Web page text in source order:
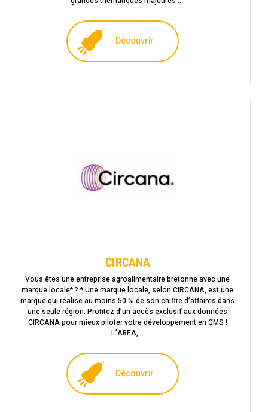
Découvrir
CIRCANA
Vous êtes une entreprise agroalimentaire bretonne avec une
marque locale* ? * Une marque locale, selon CIRCANA, est une
marque qui réalise au moins 50 % de son chiffre d’affaires dans
une seule région. Profitez d’un accès exclusif aux données
CIRCANA pour mieux piloter votre développement en GMS !
L’ABEA,…
Découvrir